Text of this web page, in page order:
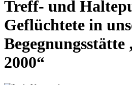
Treff- und
Geflüchtete in
Begegnungsstätte
2000“